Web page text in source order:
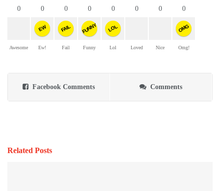
0
Awesome
0
EW
Ew!
0
FAIL
Fail
0
FUNNY
Funny
0
LOL
Lol
0
Loved
0
Nice
0
OMG
Omg!
Facebook Comments Comments
Related Posts